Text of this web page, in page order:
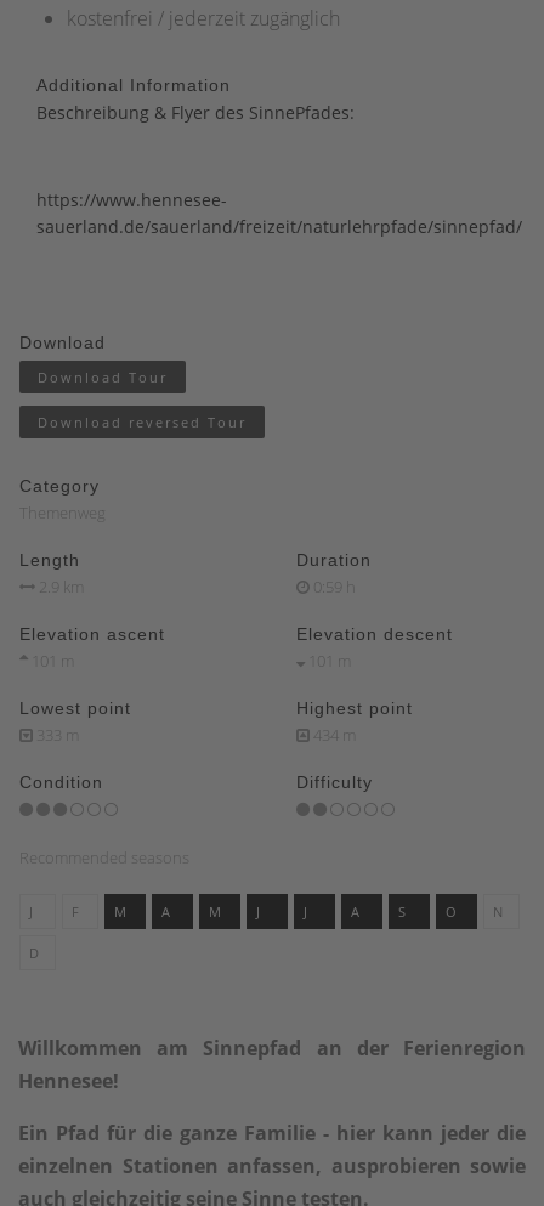
kostenfrei / jederzeit zugänglich
Additional Information
Beschreibung & Flyer des SinnePfades:
https://www.hennesee-
sauerland.de/sauerland/freizeit/naturlehrpfade/sinnepfad/
Download
Download Tour
Download reversed Tour
Category
Themenweg
Length
2.9 km
Duration
0:59 h
Elevation ascent
101 m
Elevation descent
101 m
Lowest point
333 m
Highest point
434 m
Condition Difficulty
Recommended seasons
J F M A M J J A S O N
D
Willkommen am Sinnepfad an der Ferienregion
Hennesee!
Ein Pfad für die ganze Familie - hier kann jeder die
einzelnen Stationen anfassen, ausprobieren sowie
auch gleichzeitig seine Sinne testen.